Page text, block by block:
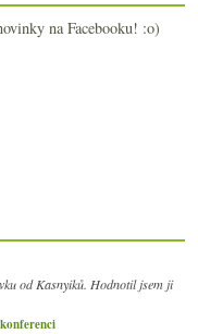
na Facebooku! :o)
od Kasnyiků. Hodnotil jsem ji